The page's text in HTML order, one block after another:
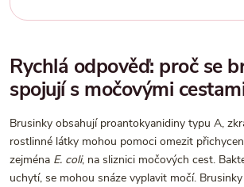
Rychlá odpověď: proč se
spojují s močovými
Brusinky obsahují proantokyanidiny typu A,
rostlinné látky mohou pomoci omezit
zejména E. coli, na sliznici močových cest.
uchytí, se mohou snáze vyplavit močí.